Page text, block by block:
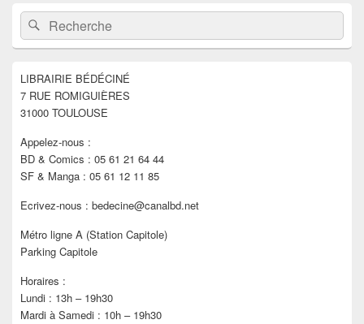
Zone
principale
de
widget
barre
latérale
Recherche :Rechercher
LIBRAIRIE BÉDÉCINÉ
7 RUE ROMIGUIÈRES
31000 TOULOUSE
Appelez-nous :
BD & Comics : 05 61 21 64 44
SF & Manga : 05 61 12 11 85
Ecrivez-nous : bedecine@canalbd.net
Métro ligne A (Station Capitole)
Parking Capitole
Horaires :
Lundi : 13h – 19h30
Mardi à Samedi : 10h – 19h30